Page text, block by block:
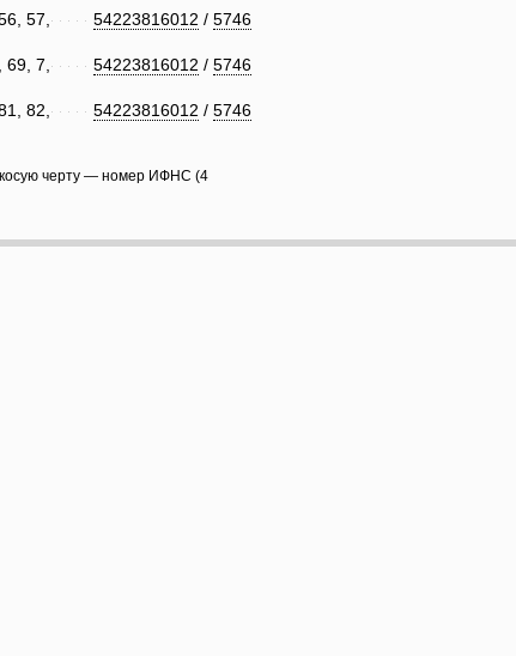
54223816012 / 5746
57,
54223816012 / 5746
7,
54223816012 / 5746
82,
косую черту — номер ИФНС (4